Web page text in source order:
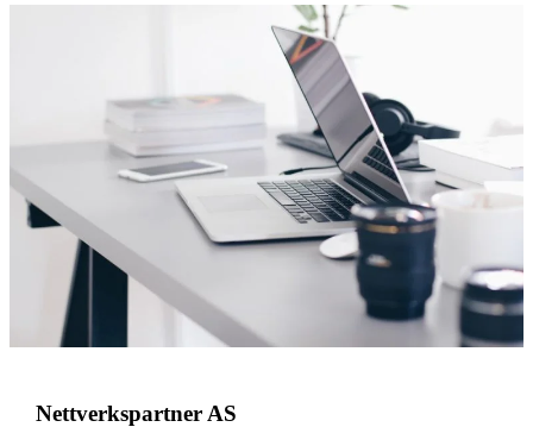
Nettverkspartner AS